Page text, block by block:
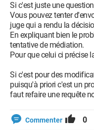
Si c'est juste une
Vous pouvez tenter
juge qui a rendu la
En expliquant bien le
tentative de médiation.
Pour que celui ci précise
Si c'est pour des
puisqu'à priori c'est un
faut refaire une requête
Commenter 0